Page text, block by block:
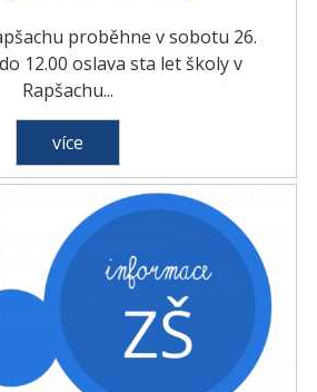
proběhne v sobotu 26.
12.00 oslava sta let školy v
Rapšachu...
více